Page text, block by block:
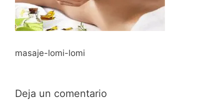
masaje-lomi-lomi
Deja un comentario